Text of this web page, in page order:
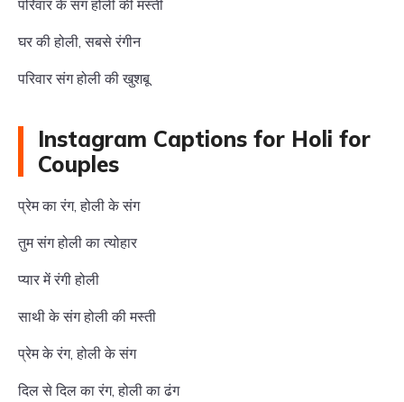
परिवार के संग होली की मस्ती
घर की होली, सबसे रंगीन
परिवार संग होली की खुशबू
Instagram Captions for Holi for
Couples
प्रेम का रंग, होली के संग
तुम संग होली का त्योहार
प्यार में रंगी होली
साथी के संग होली की मस्ती
प्रेम के रंग, होली के संग
दिल से दिल का रंग, होली का ढंग